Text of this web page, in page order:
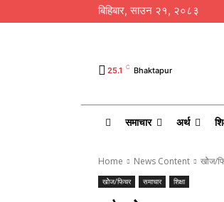
बिहिबार, साउन २१, २०८३
25.1 C Bhaktapur
समाचार अर्थ
Home News Content खोेज/
खोेज/फिचर समाचार शिक्षा